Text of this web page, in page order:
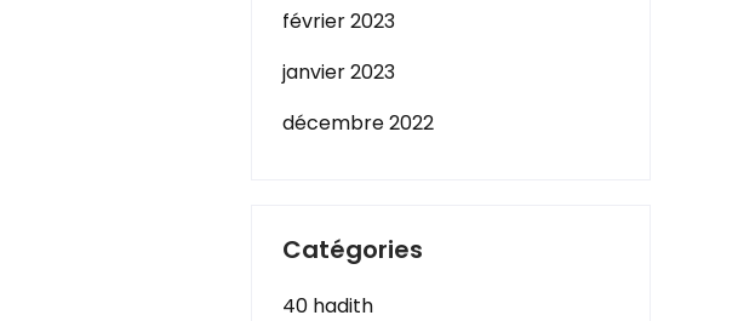
février 2023
janvier 2023
décembre 2022
Catégories
40 hadith